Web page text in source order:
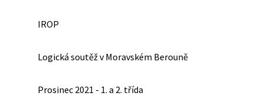
IROP
Logická soutěž v Moravském Berouně
Prosinec 2021 - 1. a 2. třída